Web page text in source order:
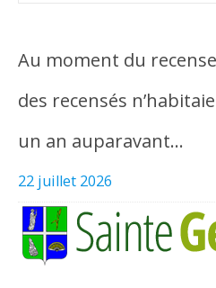
Au moment du
des recensés
un an auparavant…
22 juillet 2026